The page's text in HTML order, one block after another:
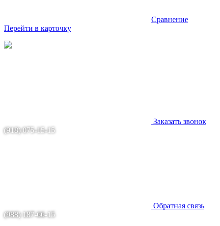
Сравнение
Перейти в карточку
Заказать звонок
(918) 075-15-15
Обратная связь
(988) 187-66-15